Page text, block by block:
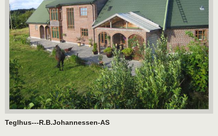
Teglhus---R.B.Johannessen-AS